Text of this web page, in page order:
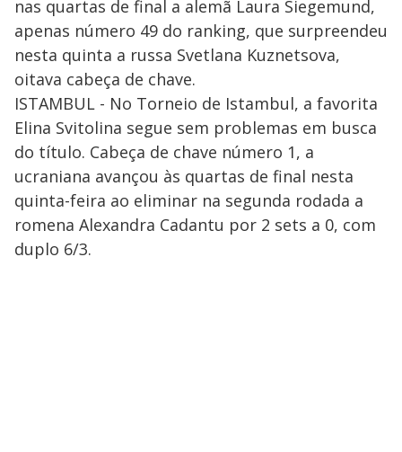
nas quartas de final a alemã Laura Siegemund,
apenas número 49 do ranking, que surpreendeu
nesta quinta a russa Svetlana Kuznetsova,
oitava cabeça de chave.
ISTAMBUL - No Torneio de Istambul, a favorita
Elina Svitolina segue sem problemas em busca
do título. Cabeça de chave número 1, a
ucraniana avançou às quartas de final nesta
quinta-feira ao eliminar na segunda rodada a
romena Alexandra Cadantu por 2 sets a 0, com
duplo 6/3.